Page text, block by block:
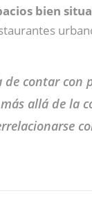
bien
contar con
allá de la